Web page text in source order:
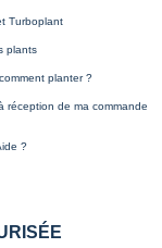
Turboplant
plants
planter ?
réception de ma commande
?